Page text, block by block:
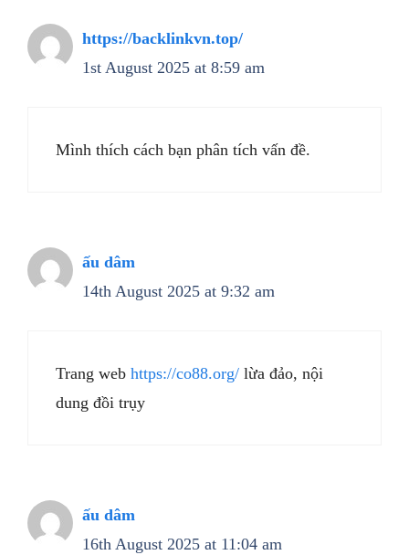
https://backlinkvn.top/
1st August 2025 at 8:59 am
Mình thích cách bạn phân tích vấn đề.
ấu dâm
14th August 2025 at 9:32 am
Trang web https://co88.org/ lừa đảo, nội
dung đồi trụy
ấu dâm
16th August 2025 at 11:04 am